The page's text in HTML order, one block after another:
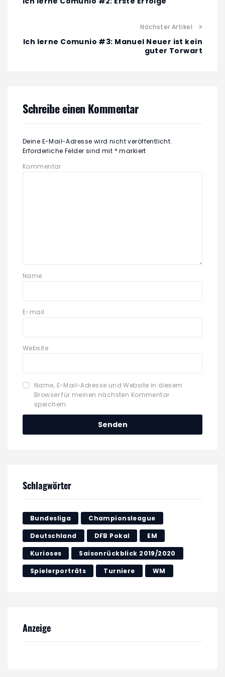
Nächster Artikel
Ich lerne Comunio #3: Manuel Neuer ist kein
guter Torwart
Schreibe einen Kommentar
Deine E-Mail-Adresse wird nicht veröffentlicht.
Erforderliche Felder sind mit * markiert
Kommentar
Name
E-mail
Website
Name, E-Mail-Adresse und Website in diesem
Browser für meinen nächsten Kommentar
speichern.
Schlagwörter
Bundesliga Championsleague
Deutschland DFB Pokal EM
Kurioses Saisonrückblick 2019/2020
Spielerporträts Turniere WM
Anzeige